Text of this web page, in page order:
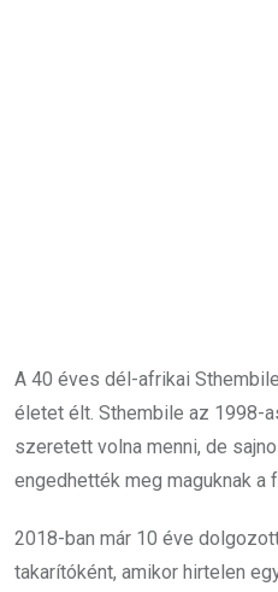
A 40 éves dél-afrikai
életet élt. Sthembile az 1998-
szeretett volna menni, de
engedhették meg maguknak a
2018-ban már 10 éve
takarítóként, amikor hirtelen